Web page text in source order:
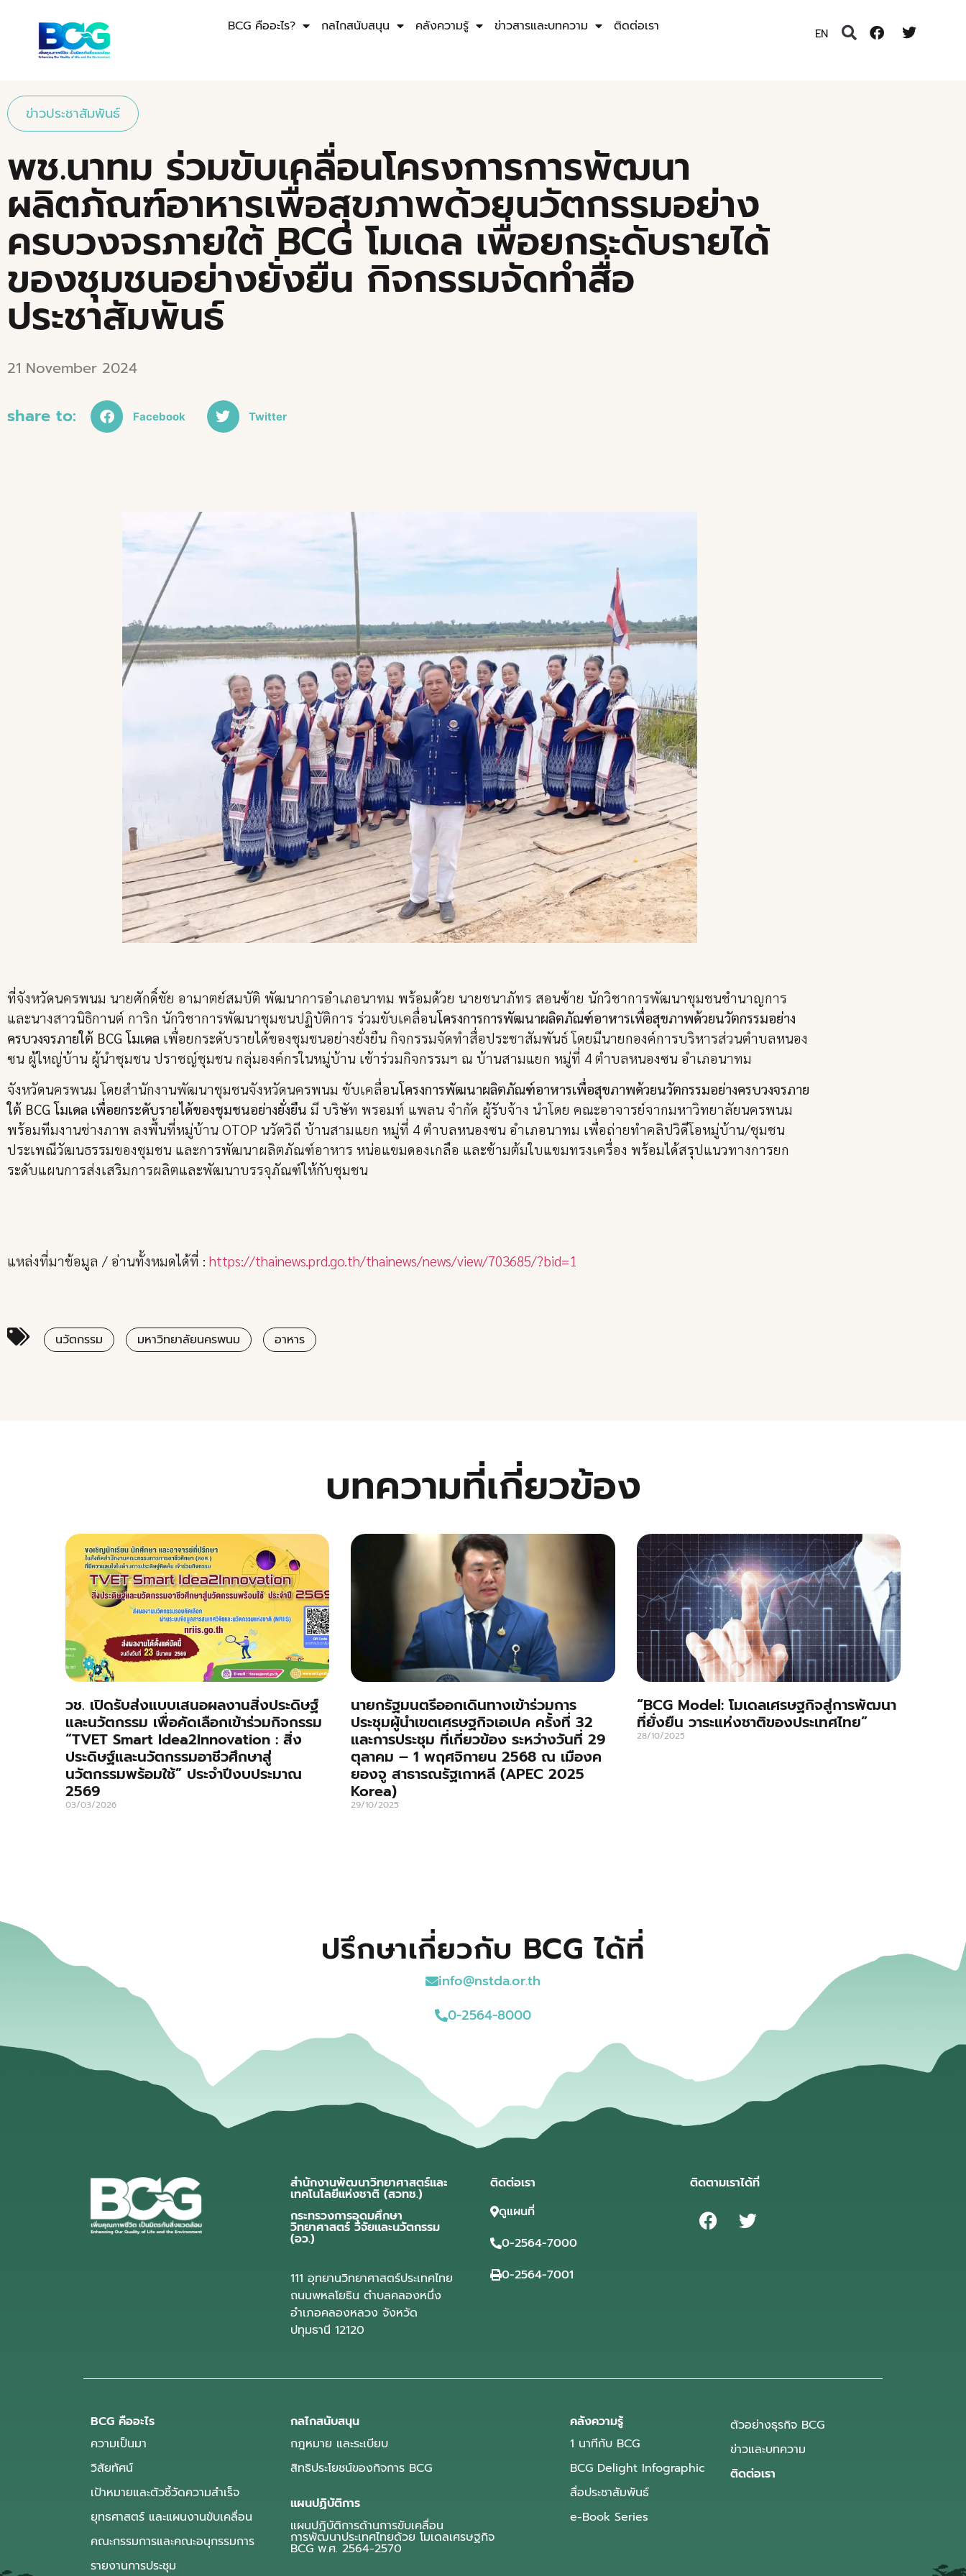
BCG คืออะไร? กลไกสนับสนุน คลังความรู้ ข่าวสารและบทความ ติดต่อเรา EN
ข่าวประชาสัมพันธ์
พช.นาทม ร่วมขับเคลื่อนโครงการการพัฒนา
ผลิตภัณฑ์อาหารเพื่อสุขภาพด้วยนวัตกรรมอย่าง
ครบวงจรภายใต้ BCG โมเดล เพื่อยกระดับรายได้
ของชุมชนอย่างยั่งยืน กิจกรรมจัดทำสื่อ
ประชาสัมพันธ์
21 November 2024
share to: Facebook Twitter
ที่จังหวัดนครพนม นายศักดิ์ชัย อามาตย์สมบัติ พัฒนาการอำเภอนาทม พร้อมด้วย นายชนาภัทร สอนซ้าย นักวิชาการพัฒนาชุมชนชำนาญการ
และนางสาวนิธิกานต์ การิก นักวิชาการพัฒนาชุมชนปฏิบัติการ ร่วมขับเคลื่อนโครงการการพัฒนาผลิตภัณฑ์อาหารเพื่อสุขภาพด้วยนวัตกรรมอย่าง
ครบวงจรภายใต้ BCG โมเดล เพื่อยกระดับรายได้ของชุมชนอย่างยั่งยืน กิจกรรมจัดทำสื่อประชาสัมพันธ์ โดยมีนายกองค์การบริหารส่วนตำบลหนอง
ซน ผู้ใหญ่บ้าน ผู้นำชุมชน ปราชญ์ชุมชน กลุ่มองค์กรในหมู่บ้าน เข้าร่วมกิจกรรมฯ ณ บ้านสามแยก หมู่ที่ 4 ตำบลหนองซน อำเภอนาทม
จังหวัดนครพนม โดยสำนักงานพัฒนาชุมชนจังหวัดนครพนม ขับเคลื่อนโครงการพัฒนาผลิตภัณฑ์อาหารเพื่อสุขภาพด้วยนวัตกรรมอย่างครบวงจรภาย
ใต้ BCG โมเดล เพื่อยกระดับรายได้ของชุมชนอย่างยั่งยืน มี บริษัท พรอมท์ แพลน จำกัด ผู้รับจ้าง นำโดย คณะอาจารย์จากมหาวิทยาลัยนครพนม
พร้อมทีมงานช่างภาพ ลงพื้นที่หมู่บ้าน OTOP นวัตวิถี บ้านสามแยก หมู่ที่ 4 ตำบลหนองซน อำเภอนาทม เพื่อถ่ายทำคลิปวิดีโอหมู่บ้าน/ชุมชน
ประเพณีวัฒนธรรมของชุมชน และการพัฒนาผลิตภัณฑ์อาหาร หน่อแขมดองเกลือ และข้ามต้มใบแขมทรงเครื่อง พร้อมได้สรุปแนวทางการยก
ระดับแผนการส่งเสริมการผลิตและพัฒนาบรรจุภัณฑ์ให้กับชุมชน
แหล่งที่มาข้อมูล / อ่านทั้งหมดได้ที่ : https://thainews.prd.go.th/thainews/news/view/703685/?bid=1
นวัตกรรม มหาวิทยาลัยนครพนม อาหาร
บทความที่เกี่ยวข้อง
วช. เปิดรับส่งแบบเสนอผลงานสิ่งประดิษฐ์
และนวัตกรรม เพื่อคัดเลือกเข้าร่วมกิจกรรม
“TVET Smart Idea2Innovation : สิ่ง
ประดิษฐ์และนวัตกรรมอาชีวศึกษาสู่
นวัตกรรมพร้อมใช้” ประจำปีงบประมาณ
2569
03/03/2026
นายกรัฐมนตรีออกเดินทางเข้าร่วมการ
ประชุมผู้นำเขตเศรษฐกิจเอเปค ครั้งที่ 32
และการประชุม ที่เกี่ยวข้อง ระหว่างวันที่ 29
ตุลาคม – 1 พฤศจิกายน 2568 ณ เมืองค
ยองจู สาธารณรัฐเกาหลี (APEC 2025
Korea)
29/10/2025
“BCG Model: โมเดลเศรษฐกิจสู่การพัฒนา
ที่ยั่งยืน วาระแห่งชาติของประเทศไทย”
28/10/2025
ปรึกษาเกี่ยวกับ BCG ได้ที่
info@nstda.or.th
0-2564-8000
สำนักงานพัฒนาวิทยาศาสตร์และ
เทคโนโลยีแห่งชาติ (สวทช.)
กระทรวงการอุดมศึกษา
วิทยาศาสตร์ วิจัยและนวัตกรรม
(อว.)
111 อุทยานวิทยาศาสตร์ประเทศไทย
ถนนพหลโยธิน ตำบลคลองหนึ่ง
อำเภอคลองหลวง จังหวัด
ปทุมธานี 12120
ติดต่อเรา
ดูแผนที่
0-2564-7000
0-2564-7001
ติดตามเราได้ที่
BCG คืออะไร
ความเป็นมา
วิสัยทัศน์
เป้าหมายและตัวชี้วัดความสำเร็จ
ยุทธศาสตร์ และแผนงานขับเคลื่อน
คณะกรรมการและคณะอนุกรรมการ
รายงานการประชุม
กลไกสนับสนุน
กฎหมาย และระเบียบ
สิทธิประโยชน์ของกิจการ BCG
แผนปฏิบัติการ
แผนปฏิบัติการด้านการขับเคลื่อน
การพัฒนาประเทศไทยด้วย โมเดลเศรษฐกิจ
BCG พ.ศ. 2564-2570
คลังความรู้
1 นาทีกับ BCG
BCG Delight Infographic
สื่อประชาสัมพันธ์
e-Book Series
ตัวอย่างธุรกิจ BCG
ข่าวและบทความ
ติดต่อเรา